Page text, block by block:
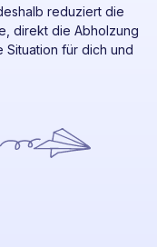
reduziert die
direkt die Abholzung
Situation für dich und